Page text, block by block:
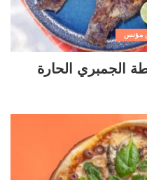
مؤنس
الجمبري الحارة